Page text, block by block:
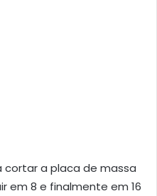
a placa de massa
em 8 e finalmente em 16